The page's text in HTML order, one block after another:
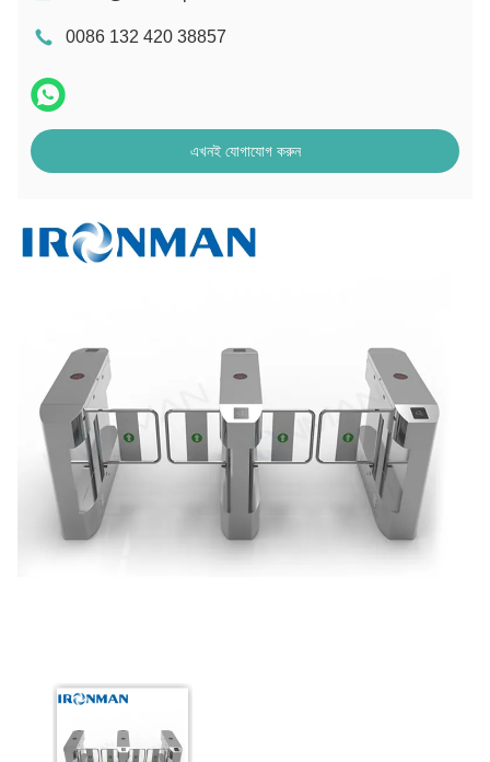
0086 132 420 38857
এখনই যোগাযোগ করুন